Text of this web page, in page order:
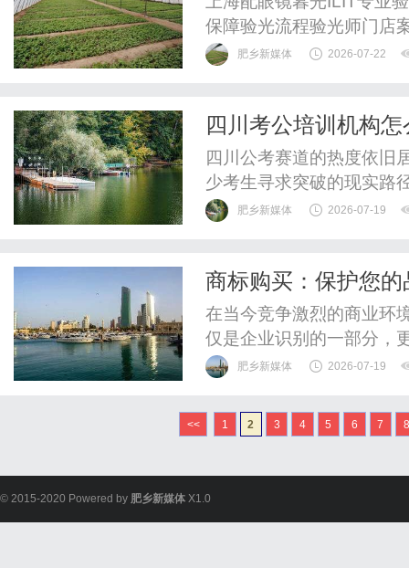
保障验光流程验光师门店
惠，兼顾高专业度与高性
肥乡新媒体 2026-07-22
四川考公培训机构
比四家主流品牌
四川公考赛道的热度依旧
少考生寻求突破的现实路
何穿透表象看清教学底色
的逻辑、教学团队的构成
肥乡新媒体 2026-07-19
商标购买：保护您的
在当今竞争激烈的商业环
仅是企业识别的一部分，
以获得独特的市场地位和
中，顺利完成商标的购买
以区分其商品或服务与他
肥乡新媒体 2026-07-19
<< 1 2 3 4 5 6 7 8
© 2015-2020 Powered by 肥乡新媒体 X1.0